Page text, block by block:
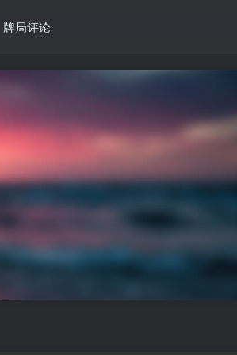
牌局评论